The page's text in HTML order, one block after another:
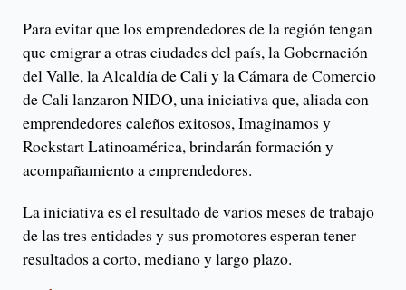
Para evitar que los emprendedores de la región tengan
que emigrar a otras ciudades del país, la Gobernación
del Valle, la Alcaldía de Cali y la Cámara de Comercio
de Cali lanzaron NIDO, una iniciativa que, aliada con
emprendedores caleños exitosos, Imaginamos y
Rockstart Latinoamérica, brindarán formación y
acompañamiento a emprendedores.
La iniciativa es el resultado de varios meses de trabajo
de las tres entidades y sus promotores esperan tener
resultados a corto, mediano y largo plazo.